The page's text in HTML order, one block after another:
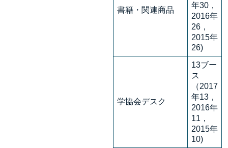
書籍・関連商品
年30，
2016年
26，
2015年
26)
学協会デスク
13ブー
ス
（2017
年13，
2016年
11，
2015年
10)